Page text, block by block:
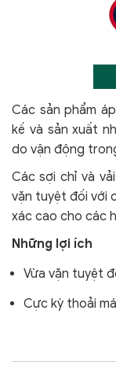
Các sản phẩm
kế và sản xuất
do vận động
Các sợi chỉ và
vặn tuyệt đối với
xác cao cho các
Những lợi ích
Vừa vặn tuyệt
Cực kỳ thoải